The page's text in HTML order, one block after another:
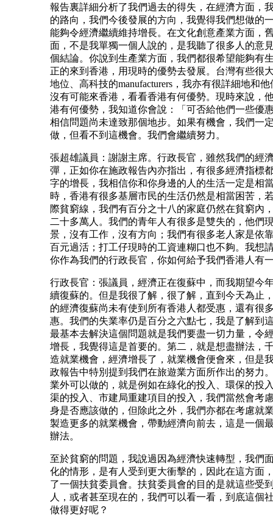
報告裏詳細分析了我們過去的得失，在經濟方面，
的路向，我們今後發展的方向，我覺得我們想做的
能夠令經濟繼續維持增長。在文化創意產業方面，
面，不是我單獨一個人說的，是我聽了很多人的意
個結論。你說到生產業方面，我們都很希望能夠有
正的來到香港，用現時的優勢去發展。台灣有些很
地位、高科技的manufacturers，我亦有很詳細地和
沒有可能來香港，看看香港有何優勢。現時來說，
港有何優勢，我知道你會說：「可否給他們一些優
相信問題尚未達致那個地步。如果有機會，我們一
做，但看不到這機會。我們會繼續努力。
張超雄議員：謝謝主席。行政長官，雖然我們的經
彈，正如你在施政報告內亦指出，有很多經濟指標
字的增長，我相信你和你身邊的人的生活一定是相
時，香港有很多基層市民的生活仍然是相當困苦，
際貧窮線，我們有百分之十八的家庭仍然在貧窮內
二十多萬人。我們的青年人有很多是雙失的，他們
景，沒有工作，沒有方向；我們有很多老人家是依
百元過活；打工仔現時的工資連糊口也不夠。我想
你作為我們的行政長官，你如何給予我們香港人有
行政長官：張議員，經濟正在復蘇中，而我期望今
續復蘇的。但是我很了解，很了解，直到今天為止
的經濟復蘇尚未有使到所有香港人都受惠，還有很
惠。我們的失業率仍是百分之六點七，我是了解到
最基本去解決這個問題就是我們要盡一切力量，令
增長，我覺得這是首要的。第二，就是想盡辦法，
造就業機會，經濟增長了，就業機會便會來，但是
政報告中特別提到我們在旅遊業方面所作出的努力
業外可以做的，就是例如在綠化的投入、環保的投
渠的投入、市建局重建項目的投入，我們當然會考
身是否應該做的，但除此之外，我們亦都在考慮就
製造更多的就業機會，帶動經濟向前去，這是一個
辦法。
至於貧窮的問題，我說過因為經濟快速轉型，我們
化的情形，是有人受到更大衝擊的，因此在這方面
了一個扶貧委員會。扶貧委員會的目的是就這些受
人，或者甚至現在的，我們可以看一看，到底這個
做得更好呢？